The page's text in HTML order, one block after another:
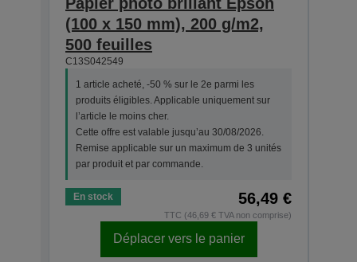
(100 x 150 mm), 200 g/m2,
500 feuilles
C13S042549
1 article acheté, -50 % sur le 2e parmi les
produits éligibles. Applicable uniquement sur
l’article le moins cher.
Cette offre est valable jusqu’au 30/08/2026.
Remise applicable sur un maximum de 3 unités
par produit et par commande.
En stock 56,49 €
TTC (46,69 € TVA non comprise)
Déplacer vers le panier